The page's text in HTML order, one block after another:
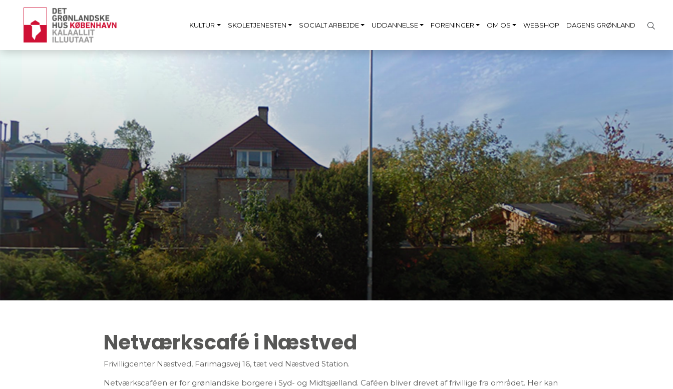
KULTUR SKOLETJENESTEN SOCIALT ARBEJDE UDDANNELSE FORENINGER OM OS WEBSHOP DAGENS GRØNLAND
Netværkscafé i Næstved
Frivilligcenter Næstved, Farimagsvej 16, tæt ved Næstved Station.
Netværkscaféen er for grønlandske borgere i Syd- og Midtsjælland. Caféen bliver drevet af frivillige fra området. Her kan